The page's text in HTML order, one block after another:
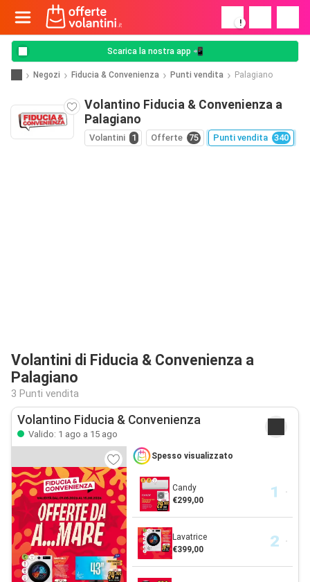
!
Scarica la nostra app 📲
Negozi Fiducia & Convenienza Punti vendita Palagiano
Volantino Fiducia & Convenienza a
Palagiano
Volantini 1 Offerte 75 Punti vendita 340
Volantini di Fiducia & Convenienza a
Palagiano
3 Punti vendita
Volantino Fiducia & Convenienza
Valido: 1 ago a 15 ago
Spesso visualizzato
Candy
€299,00
Lavatrice
€399,00